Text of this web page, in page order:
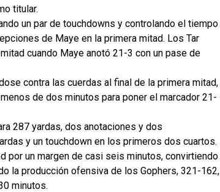
titular.
un par de touchdowns y controlando el tiempo
de Maye en la primera mitad. Los Tar
cuando Maye anotó 21-3 con un pase de
contra las cuerdas al final de la primera mitad,
de dos minutos para poner el marcador 21-
287 yardas, dos anotaciones y dos
y un touchdown en los primeros dos cuartos.
por un margen de casi seis minutos, convirtiendo
la producción ofensiva de los Gophers, 321-162,
minutos.